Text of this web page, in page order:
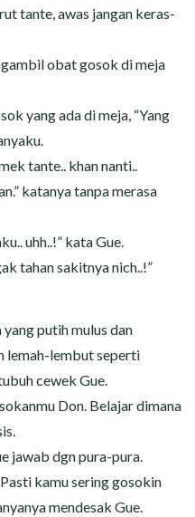
tante, awas jangan keras-
obat gosok di meja
yang ada di meja, “Yang
tante.. khan nanti..
katanya tanpa merasa
uhh..!” kata Gue.
tahan sakitnya nich..!”
putih mulus dan
lemah-lembut seperti
cewek Gue.
Don. Belajar dimana
jawab dgn pura-pura.
kamu sering gosokin
mendesak Gue.